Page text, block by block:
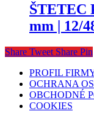
ŠTETEC
mm | 12/
Share Tweet Share Pin
PROFIL
OCHRANA
OBCHODNÉ
COOKIES